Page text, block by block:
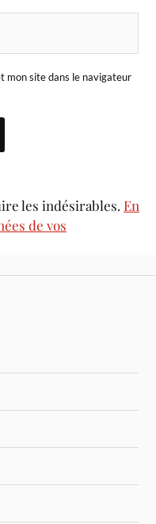
mon site dans le navigateur
les indésirables. En
de vos